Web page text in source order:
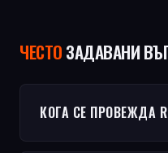
ЧЕСТOЗАДАВАНИ
КОГА СЕ ПРОВЕЖДА